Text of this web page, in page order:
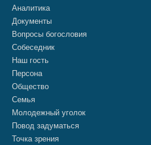
Аналитика
Документы
Вопросы богословия
Собеседник
Наш гость
Персона
Общество
Семья
Молодежный уголок
Повод задуматься
Точка зрения